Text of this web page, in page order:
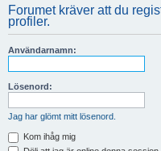
Forumet kräver att du
profiler.
Användarnamn:
Lösenord:
Jag har glömt mitt lösenord.
Kom ihåg mig